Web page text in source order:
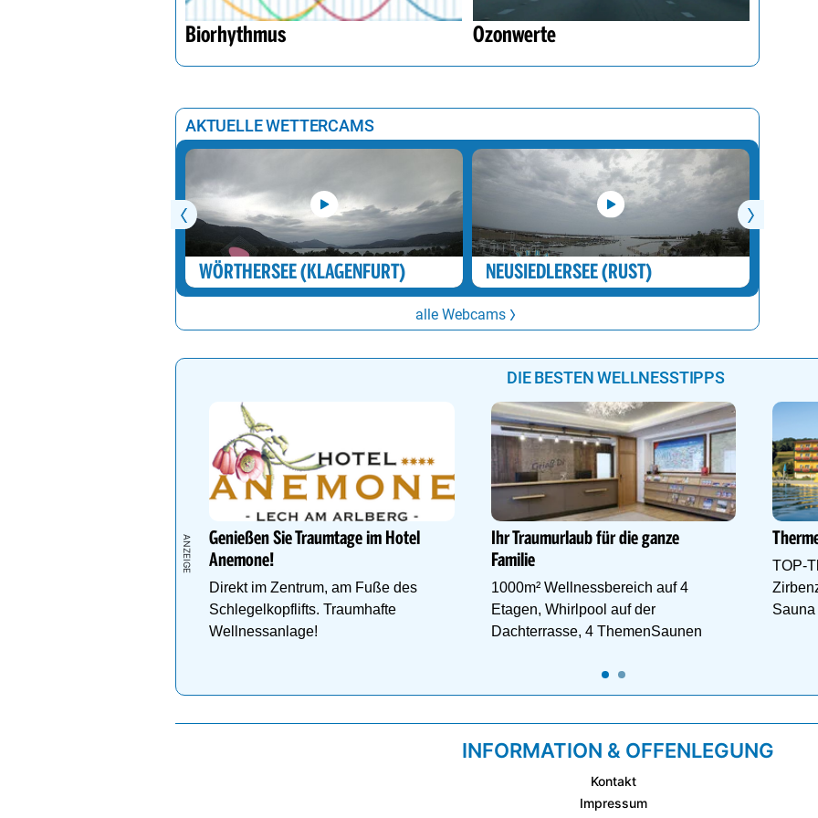
Biorhythmus Ozonwerte
AKTUELLE WETTERCAMS
WÖRTHERSEE (KLAGENFURT) NEUSIEDLERSEE (RUST)
alle Webcams
DIE BESTEN WELLNESSTIPPS
Genießen Sie Traumtage im Hotel
Anemone!
Direkt im Zentrum, am Fuße des
Schlegelkopflifts. Traumhafte
Wellnessanlage!
Ihr Traumurlaub für die ganze
Familie
1000m² Wellnessbereich auf 4
Etagen, Whirlpool auf der
Dachterrasse, 4 ThemenSaunen
TOP-
Sauna
INFORMATION & OFFENLEGUNG
Kontakt
Impressum